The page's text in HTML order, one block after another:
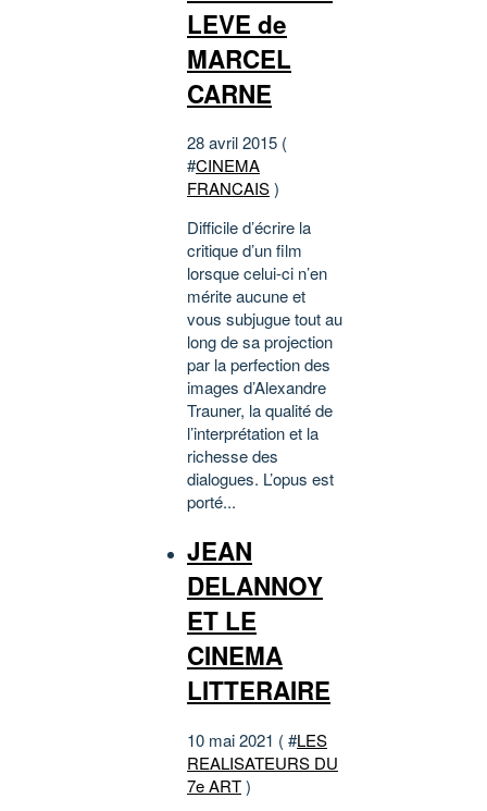
LEVE de
MARCEL
CARNE
28 avril 2015 (
#CINEMA
FRANCAIS)
Difficile d’écrire la
critique d’un film
lorsque celui-ci n’en
mérite aucune et
vous subjugue tout au
long de sa projection
par la perfection des
images d’Alexandre
Trauner, la qualité de
l’interprétation et la
richesse des
dialogues. L’opus est
porté...
JEAN
DELANNOY
ET LE
CINEMA
LITTERAIRE
10 mai 2021 ( #LES
REALISATEURS DU
7e ART)